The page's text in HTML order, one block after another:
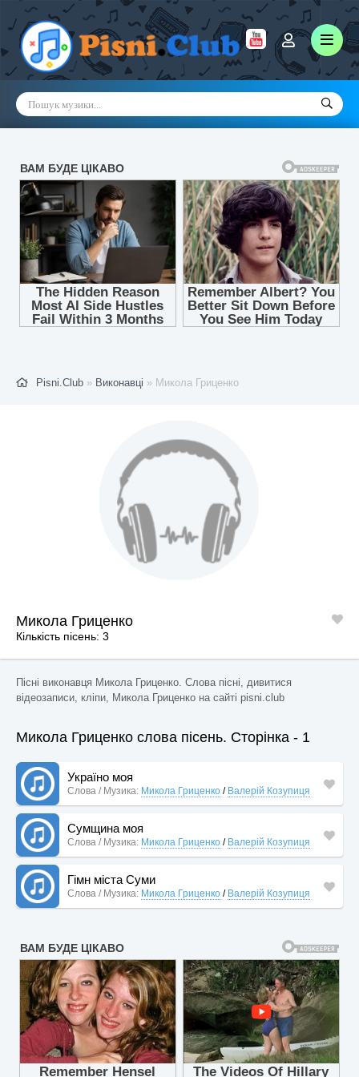
Pisni.Club » Виконавці » Микола Гриценко
Микола Гриценко
Кількість пісень: 3
Пісні виконавця Микола Гриценко. Слова пісні, дивитися
відеозаписи, кліпи, Микола Гриценко на сайті pisni.club
Микола Гриценко слова пісень. Сторінка - 1
Україно моя
Слова / Музика: Микола Гриценко / Валерій Козупиця
Сумщина моя
Слова / Музика: Микола Гриценко / Валерій Козупиця
Гімн міста Суми
Слова / Музика: Микола Гриценко / Валерій Козупиця